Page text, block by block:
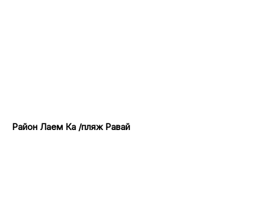
Район Лаем Ка /пляж Равай